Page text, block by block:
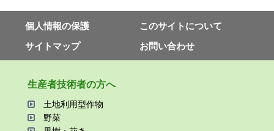
個⼈情報の保護
このサイトについて
サイトマップ
お問い合わせ
⽣産者技術者の⽅へ
⼟地利⽤型作物
野菜